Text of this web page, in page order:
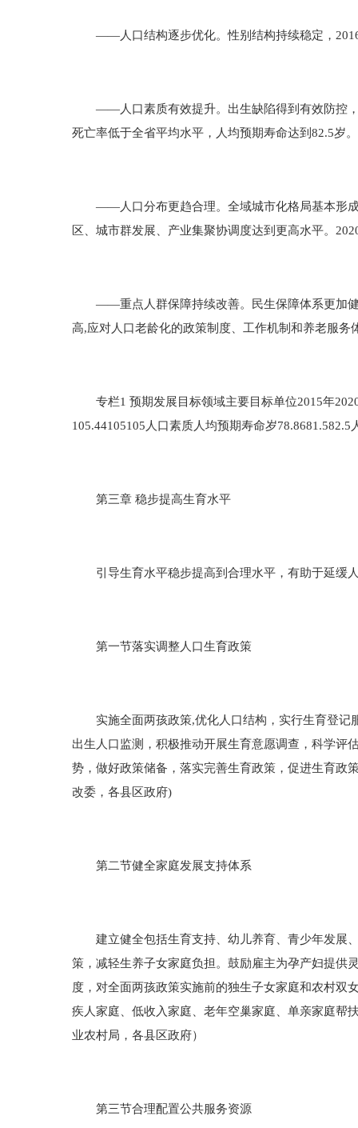
——人口结构逐步优化。性别结构持续稳定，
——人口素质有效提升。出生缺陷得到有效防控，
死亡率低于全省平均水平，人均预期寿命达到82.5岁。
——人口分布更趋合理。全域城市化格局基本形成
区、城市群发展、产业集聚协调度达到更高水平。
——重点人群保障持续改善。民生保障体系更加健
高,应对人口老龄化的政策制度、工作机制和养老服
专栏1 预期发展目标领域主要目标单位2015年2020
105.44105105人口素质人均预期寿命岁
第三章 稳步提高生育水平
引导生育水平稳步提高到合理水平，有助于延缓
第一节落实调整人口生育政策
实施全面两孩政策,优化人口结构，实行生育登记
出生人口监测，积极推动开展生育意愿调查，科学评
势，做好政策储备，落实完善生育政策，促进生育政
改委，各县区政府)
第二节健全家庭发展支持体系
建立健全包括生育支持、幼儿养育、青少年发展、
策，减轻生养子女家庭负担。鼓励雇主为孕产妇提供
度，对全面两孩政策实施前的独生子女家庭和农村双
疾人家庭、低收入家庭、老年空巢家庭、单亲家庭帮
业农村局，各县区政府）
第三节合理配置公共服务资源